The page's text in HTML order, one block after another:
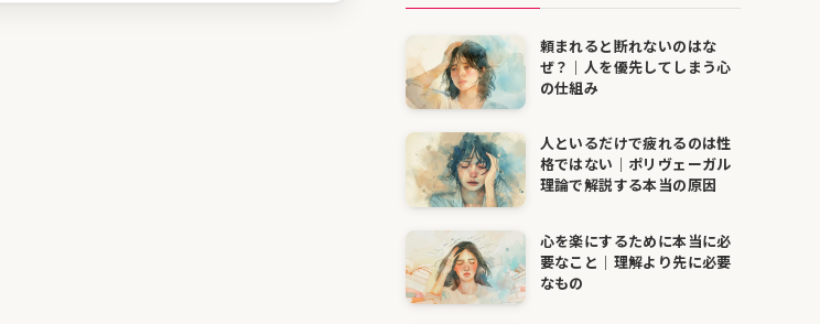
頼まれると断れないのはな
ぜ？｜人を優先してしまう心
の仕組み
人といるだけで疲れるのは性
格ではない｜ポリヴェーガル
理論で解説する本当の原因
心を楽にするために本当に必
要なこと｜理解より先に必要
なもの